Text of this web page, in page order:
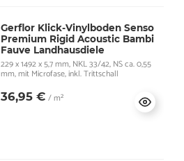
Gerflor Klick-Vinylboden Senso
Premium Rigid Acoustic Bambi
Fauve Landhausdiele
229 x 1492 x 5,7 mm, NKL 33/42, NS ca. 0,55
mm, mit Microfase, inkl. Trittschall
36,95 € / m²